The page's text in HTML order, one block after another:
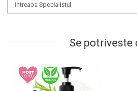
Intreaba Specialistul
Se potriveste